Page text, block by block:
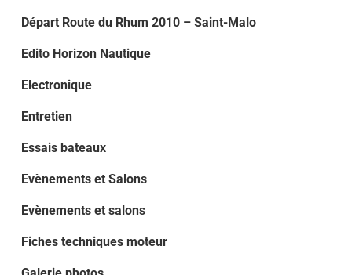
Départ Route du Rhum 2010 – Saint-Malo
Edito Horizon Nautique
Electronique
Entretien
Essais bateaux
Evènements et Salons
Evènements et salons
Fiches techniques moteur